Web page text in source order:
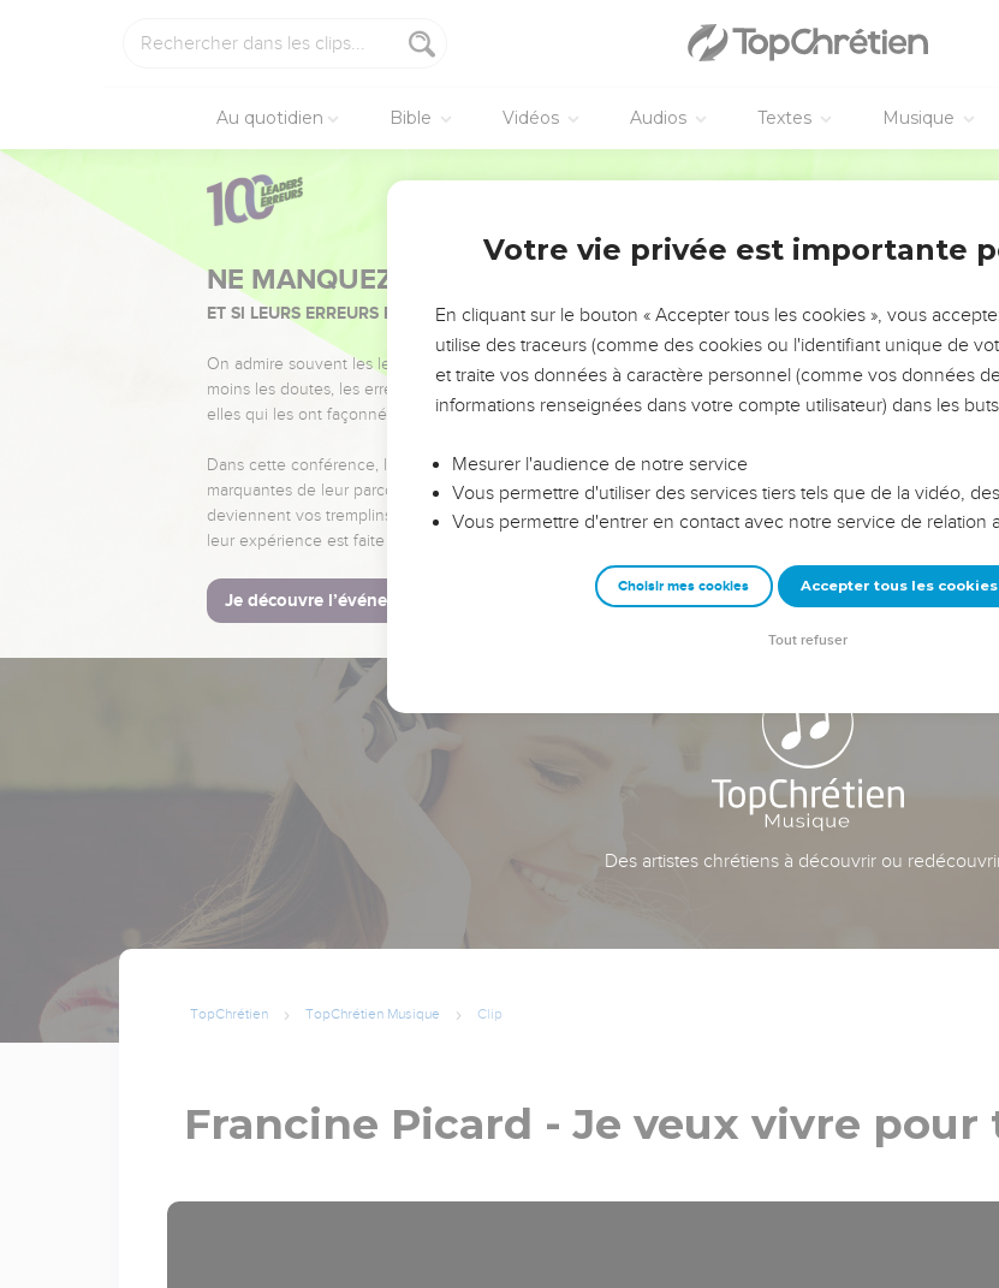
Au quotidien Bible Vidéos Audios Textes Musique
NE MANQUEZ PAS L’ÉVÉNEMENT DE L’ANNÉE !
ET SI LEURS ERREURS POUVAIENT VOUS ÉVITER LES VOTRES ?
On admire souvent les leaders pour leurs réussites, leur impact, leur foi ou leur vision. Mais on voit
moins les doutes, les erreurs et les saisons difficiles qu'ils ont traversés, alors même que ce sont
elles qui les ont façonnés.
Dans cette conférence, leaders, entrepreneurs, et responsables reviennent sur les erreurs
marquantes de leur parcours et les clés pour avancer avec plus de sagesse afin que leurs erreurs
deviennent vos tremplins. Que vous guidiez un ministère, une équipe, un groupe ou une famille,
leur expérience est faite pour vous.
Je découvre l’événement
Des artistes chrétiens à découvrir ou
TopChrétien TopChrétien Musique Clip
Francine Picard - Je veux vivre pour
Votre vie privée est importante
En cliquant sur le bouton « Accepter tous les cookies », vous
utilise des traceurs (comme des cookies ou l'identifiant unique de
et traite vos données à caractère personnel (comme vos données
informations renseignées dans votre compte utilisateur) dans les
Mesurer l'audience de notre service
Vous permettre d'utiliser des services tiers tels que de la vidéo,
Vous permettre d'entrer en contact avec notre service de relation
Choisir mes cookies Accepter tous les cookies
Tout refuser